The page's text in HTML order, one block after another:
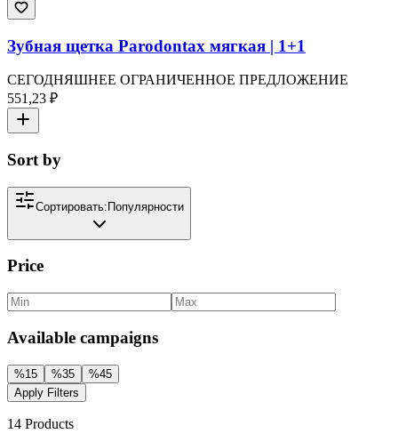
Зубная щетка Parodontax мягкая | 1+1
СЕГОДНЯШНЕЕ ОГРАНИЧЕННОЕ ПРЕДЛОЖЕНИЕ
551,23 ₽
Sort by
Сортировать: Популярности
Price
Available campaigns
%15 %35 %45
Apply Filters
14 Products